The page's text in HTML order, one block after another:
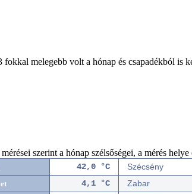
fokkal melegebb volt a hónap és csapadékból is
szerint a hónap szélsőségei, a mérés helye
42,0 °C Szécsény
4,1 °C Zabar